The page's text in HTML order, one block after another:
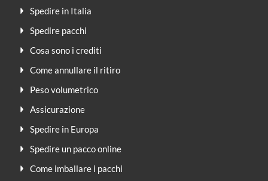
Spedire in Italia
Spedire pacchi
Cosa sono i crediti
Come annullare il ritiro
Peso volumetrico
Assicurazione
Spedire in Europa
Spedire un pacco online
Come imballare i pacchi